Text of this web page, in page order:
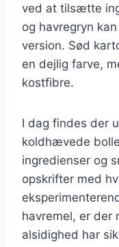
ved at tilsætte
og havregryn
version. Sød
en dejlig farve,
kostfibre.
I dag findes der
koldhævede
ingredienser og
opskrifter med
havremel, er der
alsidighed har